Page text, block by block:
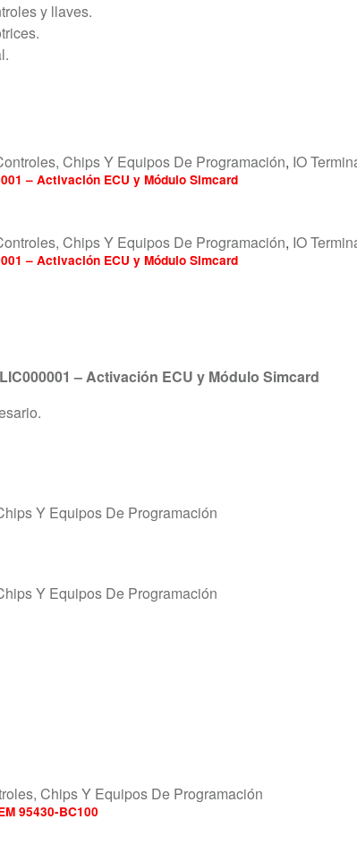
y llaves.
Chips Y Equipos De Programación, IO
– Activación ECU y Módulo Simcard
Chips Y Equipos De Programación, IO
– Activación ECU y Módulo Simcard
– Activación ECU y Módulo Simcard
Y Equipos De Programación
Y Equipos De Programación
Chips Y Equipos De Programación
95430-BC100